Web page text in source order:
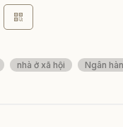
nhà ở xã hội Ngân